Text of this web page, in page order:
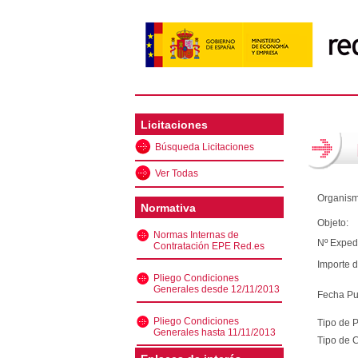
Licitaciones
Búsqueda Licitaciones
Ver Todas
Normativa
Normas Internas de
Contratación EPE Red.es
Pliego Condiciones
Generales desde 12/11/2013
Pliego Condiciones
Generales hasta 11/11/2013
Objeto:
Nº
Importe
Fecha
Tipo de
Tipo de